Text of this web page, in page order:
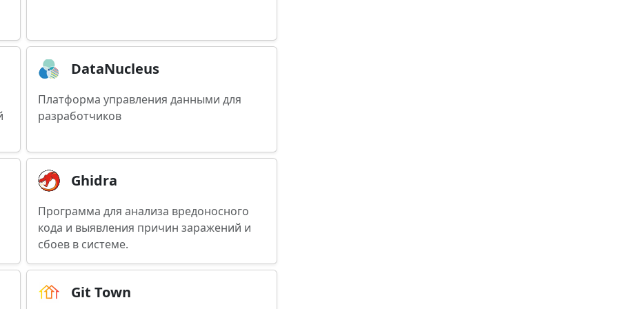
DataNucleus
Платформа управления данными для
разработчиков
Ghidra
Программа для анализа вредоносного
кода и выявления причин заражений и
сбоев в системе.
Git Town